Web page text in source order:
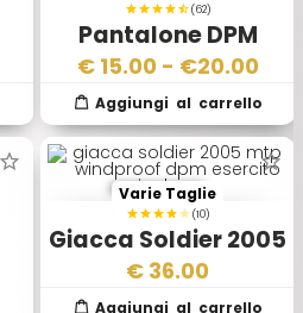
(62)
Pantalone DPM
Originale Esercito
Inglese
€ 15.00 - €20.00
(10)
Giacca Soldier 2005
MTP PCS Windproof
Varie Taglie
€ 36.00